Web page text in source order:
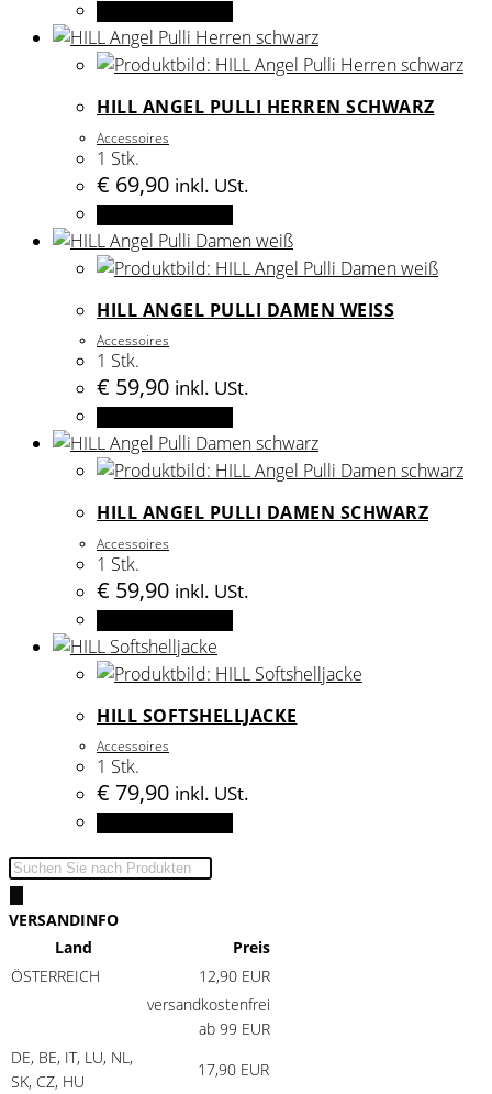
können
auf
der
Produktseite
Dieses
Produkt
weist
Varianten
Die
Optionen
können
auf
der
Produktseite
HILL ANGEL PULLI HERREN SCHWARZ
Accessoires
1 Stk.
€ 69,90 inkl. USt.
Dieses
Produkt
weist
Varianten
Die
Optionen
können
auf
der
Produktseite
HILL ANGEL PULLI DAMEN WEISS
Accessoires
1 Stk.
€ 59,90 inkl. USt.
Dieses
Produkt
weist
Varianten
Die
Optionen
können
auf
der
Produktseite
HILL ANGEL PULLI DAMEN SCHWARZ
Accessoires
1 Stk.
€ 59,90 inkl. USt.
Dieses
weist
Varianten
Die
Optionen
können
gewählt
werden
HILL SOFTSHELLJACKE
Accessoires
1 Stk.
€ 79,90 inkl. USt.
Dieses
auf.
Die
Optionen
können
auf
Products
search
VERSANDINFO
Land
Preis
ÖSTERREICH
12,90 EUR
versandkostenfrei
ab 99 EUR
DE, BE, IT, LU, NL,
SK, CZ, HU
17,90 EUR